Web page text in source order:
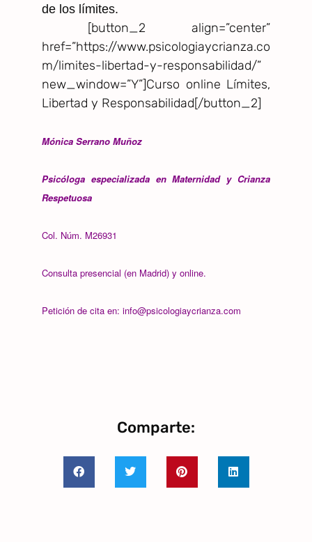
de los límites.
[button_2 align=”center”
href=”https://www.psicologiaycrianza.co
m/limites-libertad-y-responsabilidad/”
new_window=”Y”]Curso online Límites,
Libertad y Responsabilidad[/button_2]
Mónica Serrano Muñoz
Psicóloga especializada en Maternidad y Crianza
Respetuosa
Col. Núm. M26931
Consulta presencial (en Madrid) y online.
Petición de cita en: info@psicologiaycrianza.com
Comparte: